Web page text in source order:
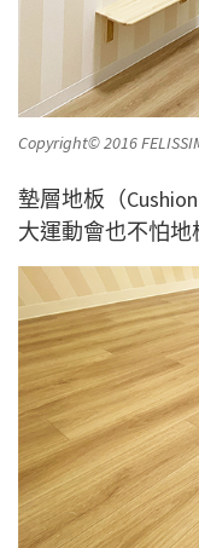
Copyright© 2016
墊層地板（
大運動會也不怕地